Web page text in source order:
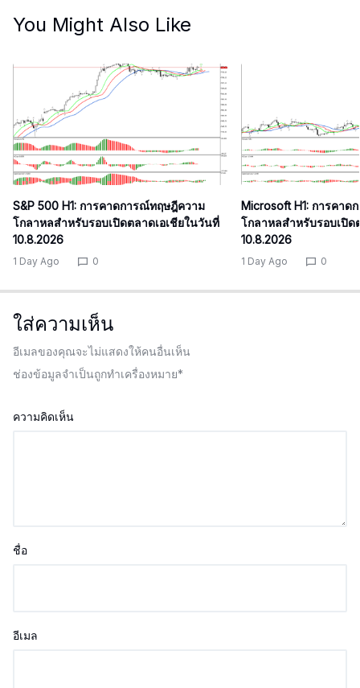
You Might Also Like
S&P 500 H1: การคาดการณ์ทฤษฎีความ
โกลาหลสำหรับรอบเปิดตลาดเอเชียในวันที่
10.8.2026
1 Day Ago 0
Microsoft H1: การคา
โกลาหลสำหรับรอบเปิ
10.8.2026
1 Day Ago 0
ใส่ความเห็น
อีเมลของคุณจะไม่แสดงให้คนอื่นเห็น
ช่องข้อมูลจำเป็นถูกทำเครื่องหมาย*
ความคิดเห็น
ชื่อ
อีเมล